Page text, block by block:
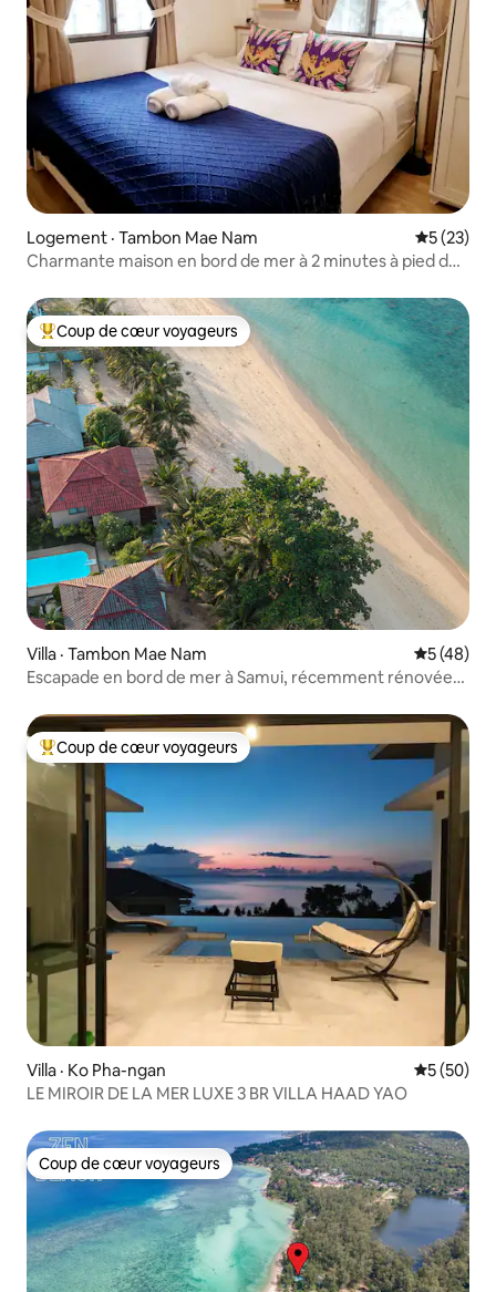
Logement · Tambon Mae Nam Note
5 (23)
Charmante maison en bord de mer à 2 minutes à pied de
Coup de cœur voyageurs parmi les plus aimés
Coup de cœur voyageurs
Villa · Tambon Mae Nam Note
5 (48)
Escapade en bord de mer à Samui, récemment rénovée
Coup de cœur voyageurs parmi les plus aimés
Coup de cœur voyageurs
Villa · Ko Pha-ngan Note
5 (50)
LE MIROIR DE LA MER LUXE 3 BR VILLA HAAD YAO
Coup de cœur voyageurs
Coup de cœur voyageurs